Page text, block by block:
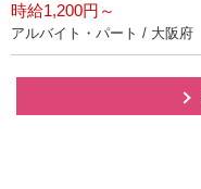
時給1,200円～
アルバイト・パート / 大阪府